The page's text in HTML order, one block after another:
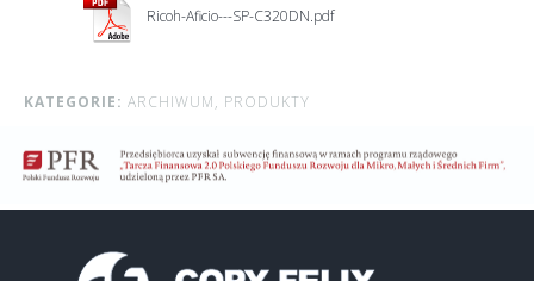
Ricoh-Aficio---SP-C320DN.pdf
KATEGORIE: ARCHIWUM, PRODUKTY